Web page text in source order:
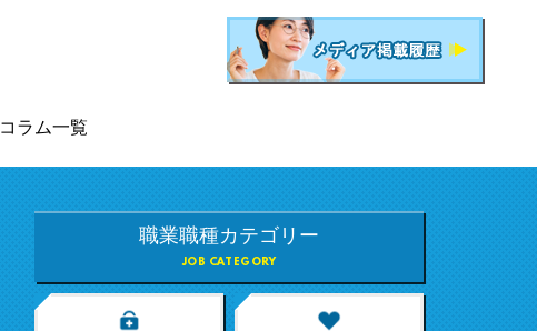
コラム一覧
職業職種カテゴリー
JOB CATEGORY